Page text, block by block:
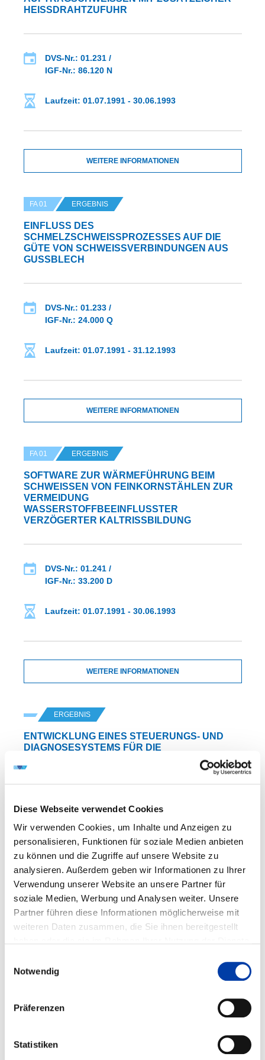
Diese Webseite verwendet Cookies
Wir verwenden Cookies, um Inhalte und Anzeigen zu
personalisieren, Funktionen für soziale Medien anbieten
zu können und die Zugriffe auf unsere Website zu
analysieren. Außerdem geben wir Informationen zu Ihrer
Verwendung unserer Website an unsere Partner für
soziale Medien, Werbung und Analysen weiter. Unsere
Partner führen diese Informationen möglicherweise mit
weiteren Daten zusammen, die Sie ihnen bereitgestellt
Notwendig
Präferenzen
Statistiken
EISSDRAHTZUFUHR
DVS-Nr.: 01.231 /
IGF-Nr.: 86.120 N
Laufzeit: 01.07.1991 - 30.06.1993
WEITERE INFORMATIONEN
FA 01 ERGEBNIS
EINFLUSS DES S
CHMELZSCHWEISSPROZESSES AUF DIE GÜ
TE VON SCHWEISSVERBINDUNGEN AUS GUSS
BLECH
DVS-Nr.: 01.233 /
IGF-Nr.: 24.000 Q
Laufzeit: 01.07.1991 - 31.12.1993
WEITERE INFORMATIONEN
FA 01 ERGEBNIS
SOFTWARE ZUR WÄRMEFÜHRUNG BEIM
SCHWEISSEN VON FEINKORNSTÄHLEN ZUR V
ERMEIDUNG W
ASSERSTOFFBEEINFLUSSTER VE
RZÖGERTER KALTRISSBILDUNG
DVS-Nr.: 01.241 /
IGF-Nr.: 33.200 D
Laufzeit: 01.07.1991 - 30.06.1993
WEITERE INFORMATIONEN
ERGEBNIS
ENTWICKLUNG EINES STEUERUNGS- UND
DIAGNOSESYSTEMS FÜR DIE
SCHWEISSPROZESSOPTIMIERUNG DURCH D
XPERTENSYSTEMS
DVS-Nr.: 12.005 /
IGF-Nr.: 86.270 N
Laufzeit: 01.06.1991 - 31.05.1993
UNTERSUCHUNGEN ZUM ZÜNDVERHALTEN
DAS WIG-SCHWEISSEN (RICHTIGE DVS-NR. 3